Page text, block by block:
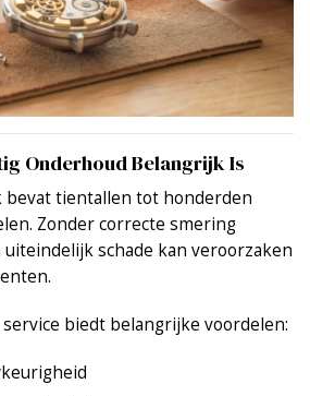
Onderhoud Belangrijk Is
bevat tientallen tot honderden
Zonder correcte smering
schade kan veroorzaken
service biedt belangrijke voordelen: